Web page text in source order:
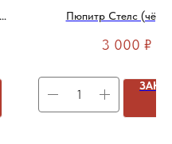
Пюпитр Стелс
3 000 ₽